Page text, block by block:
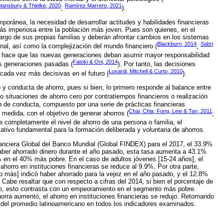
& Thielke, 2020; Ramírez Marrero, 2021).
la necesidad de desarrollar actitudes y habilidades financieras
imperiosa entre la población más joven. Pues son quienes, en el
de sus propias familias y deberán afrontar cambios en los sistemas
así como la complejización del mundo financiero (Blackburn, 2014; Sabri
que las nuevas generaciones deban asumir mayor responsabilidad
generaciones pasadas (Fatoki & Oni, 2014). Por tanto, las decisiones
vez más decisivas en el futuro (Lusardi, Mitchell & Curto, 2010).
conducta de ahorro, pues si bien, lo primero responde al balance entre
situaciones de ahorro cero por contratiempos financieros o realización
conducta, compuesto por una serie de prácticas financieras
con el objetivo de generar ahorros (Chai, Chia, Fong, Lew & Tan, 2011 ;
el nivel de ahorro de una persona o familia, el
fundamental para la formación deliberada y voluntaria de ahorros.
Global del Banco Mundial (Global FINDEX) para el 2017, el 33.9%
ahorrado dinero durante el año pasado, esta tasa aumenta a 43.1%
el 40% más pobre. En el caso de adultos jóvenes [15-24 años], el
en instituciones financieras se reduce al 9.9%. Por otra parte,
indicó haber ahorrado para la vejez en el año pasado, y el 12.8%
resaltar que con respecto a cifras del 2014, si bien el porcentaje de
esto contrasta con un empeoramiento en el segmento más pobre.
aumentó, el ahorro en instituciones financieras se redujo. Retomando
promedio latinoamericano en todos los indicadores examinados.